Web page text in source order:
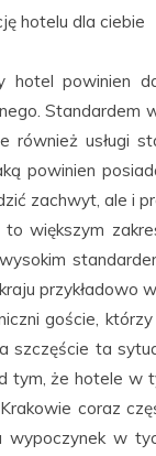
hotelu dla ciebie
hotel powinien
Standardem
również usługi
powinien
zachwyt, ale i
większym
przykładowo
goście,
szczęście ta
tym, że hotele w
coraz
wypoczynek w